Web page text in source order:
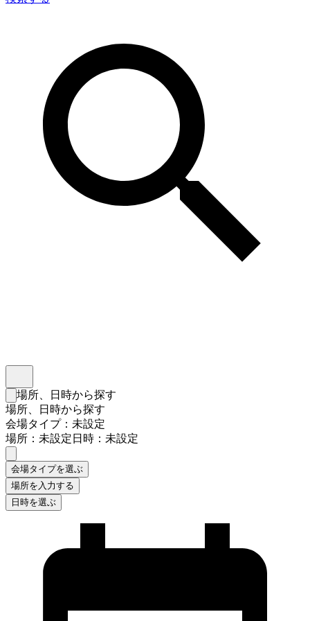
検索フォームを閉じる
場所、日時から探す
場所、日時から探す
会場タイプ：未設定
場所：未設定日時：未設定
会場タイプを選ぶ
場所を入力する
日時を選ぶ